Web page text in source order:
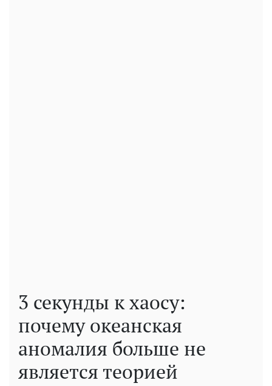
3 секунды к хаосу:
почему океанская
аномалия больше не
является теорией